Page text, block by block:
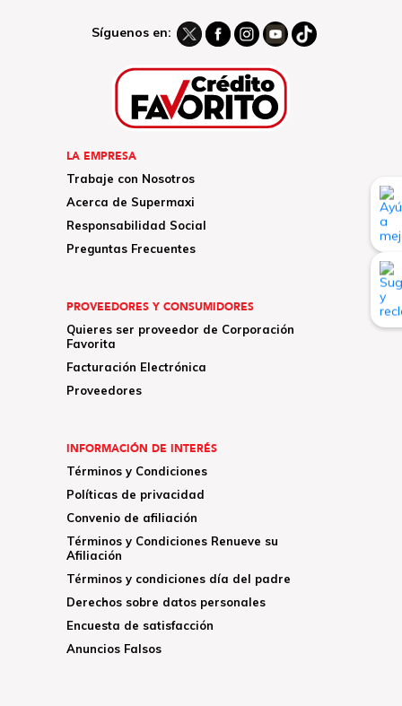
Síguenos en:
LA EMPRESA
Trabaje con Nosotros
Acerca de Supermaxi
Responsabilidad Social
Preguntas Frecuentes
PROVEEDORES Y CONSUMIDORES
Quieres ser proveedor de Corporación
Favorita
Facturación Electrónica
Proveedores
INFORMACIÓN DE INTERÉS
Términos y Condiciones
Políticas de privacidad
Convenio de afiliación
Términos y Condiciones Renueve su
Afiliación
Términos y condiciones día del padre
Derechos sobre datos personales
Encuesta de satisfacción
Anuncios Falsos